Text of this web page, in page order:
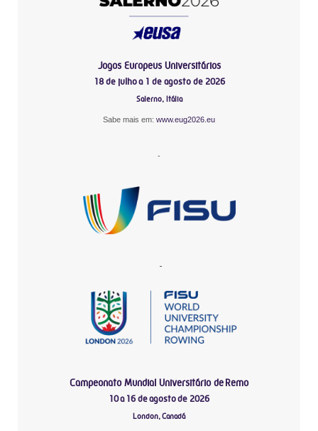
Jogos Europeus Universitários
18 de julho a 1 de agosto de 2026
Salerno, Itália
Sabe mais em: www.eug2026.eu
-
-
Campeonato Mundial Universitário de Remo
10 a 16 de agosto de 2026
London, Canadá